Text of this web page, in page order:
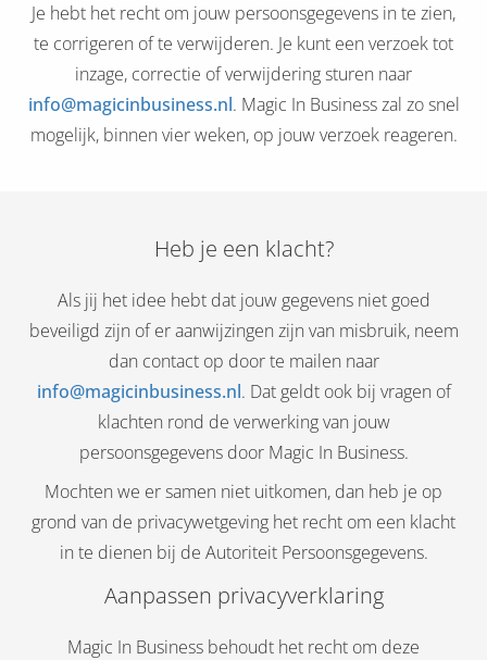
Je hebt het recht om jouw persoonsgegevens in te zien,
te corrigeren of te verwijderen. Je kunt een verzoek tot
inzage, correctie of verwijdering sturen naar
info@magicinbusiness.nl. Magic In Business zal zo snel
mogelijk, binnen vier weken, op jouw verzoek reageren.
Heb je een klacht?
Als jij het idee hebt dat jouw gegevens niet goed
beveiligd zijn of er aanwijzingen zijn van misbruik, neem
dan contact op door te mailen naar
info@magicinbusiness.nl. Dat geldt ook bij vragen of
klachten rond de verwerking van jouw
persoonsgegevens door Magic In Business.
Mochten we er samen niet uitkomen, dan heb je op
grond van de privacywetgeving het recht om een klacht
in te dienen bij de Autoriteit Persoonsgegevens.
Aanpassen privacyverklaring
Magic In Business behoudt het recht om deze